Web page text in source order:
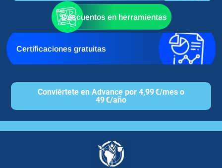
Descuentos en herramientas
Certificaciones gratuitas
Conviértete en Advance por 4,99 €/mes o
49 €/año